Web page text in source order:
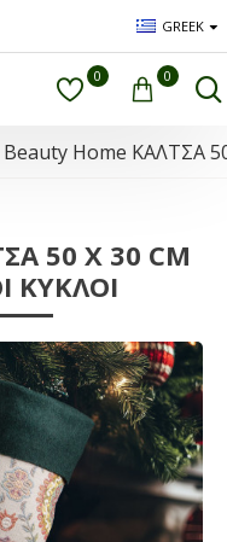
GREEK
0 0
Beauty Home ΚΑΛΤΣΑ
50 X 30 CM
ΚΥΚΛΟΙ